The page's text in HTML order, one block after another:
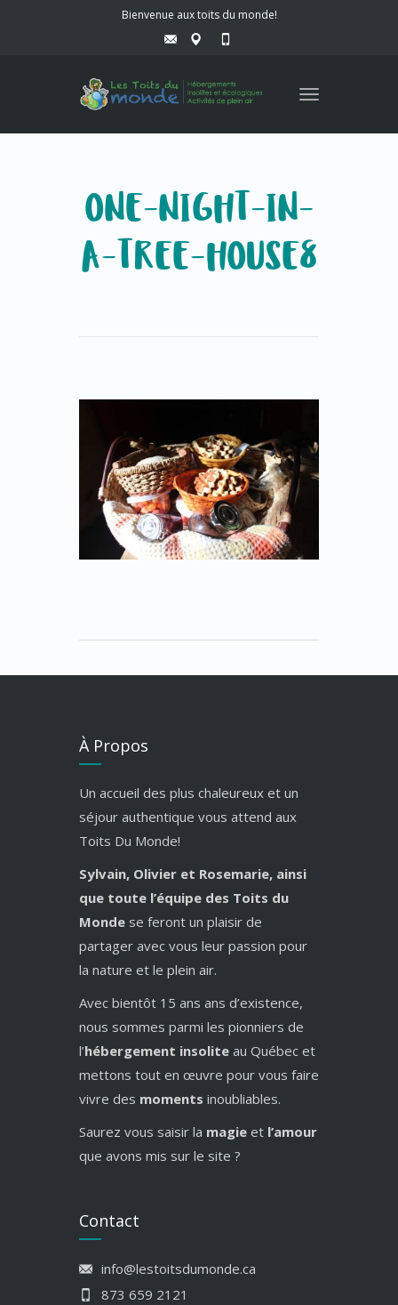
Bienvenue aux toits du monde!
Toggle
ONE-NIGHT-IN-
A-TREE-HOUSE8
À Propos
Un accueil des plus chaleureux et un
séjour authentique vous attend aux
Toits Du Monde!
Sylvain, Olivier et Rosemarie, ainsi
que toute l’équipe des Toits du
Monde se feront un plaisir de
partager avec vous leur passion pour
la nature et le plein air.
Avec bientôt 15 ans ans d’existence,
nous sommes parmi les pionniers de
l’hébergement insolite au Québec et
mettons tout en œuvre pour vous faire
vivre des moments inoubliables.
Saurez vous saisir la magie et l’amour
que avons mis sur le site ?
Contact
info@lestoitsdumonde.ca
873 659 2121